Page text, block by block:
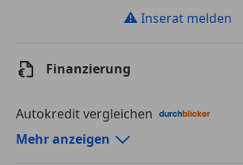
⚠ Inserat melden
Finanzierung
Autokredit vergleichen
Autokredit-Rechner von durchblicker.at
Mehr anzeigen